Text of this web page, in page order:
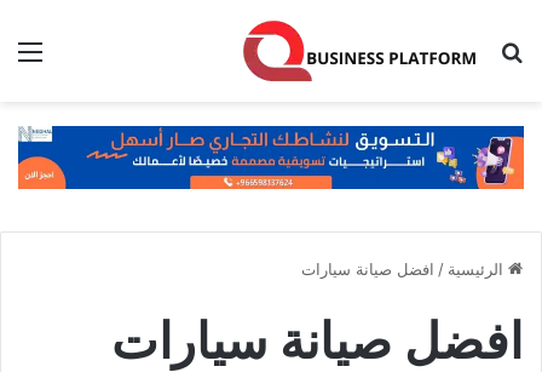
بحث عن
الرئيسية / افضل صيانة سيارات
افضل صيانة سيارات